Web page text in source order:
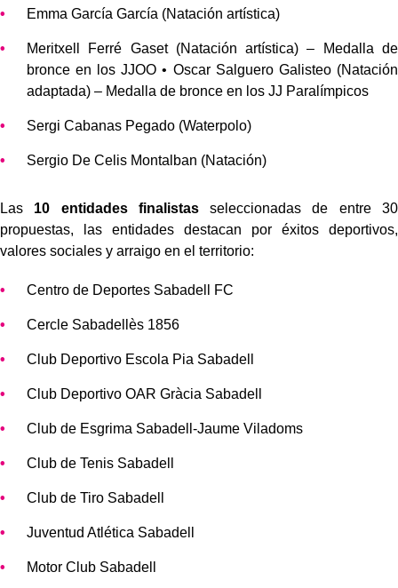
Emma García García (Natación artística)
Meritxell Ferré Gaset (Natación artística) – Medalla de
bronce en los JJOO • Oscar Salguero Galisteo (Natación
adaptada) – Medalla de bronce en los JJ Paralímpicos
Sergi Cabanas Pegado (Waterpolo)
Sergio De Celis Montalban (Natación)
Las 10 entidades finalistasseleccionadas de entre 30
propuestas, las entidades destacan por éxitos deportivos,
valores sociales y arraigo en el territorio:
Centro de Deportes Sabadell FC
Cercle Sabadellès 1856
Club Deportivo Escola Pia Sabadell
Club Deportivo OAR Gràcia Sabadell
Club de Esgrima Sabadell-Jaume Viladoms
Club de Tenis Sabadell
Club de Tiro Sabadell
Juventud Atlética Sabadell
Motor Club Sabadell